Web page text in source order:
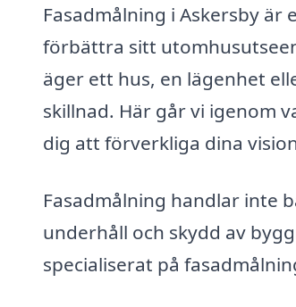
Fasadmålning i Askersby
förbättra sitt
äger ett hus, en lägenhet
skillnad. Här går vi igenom
dig att förverkliga dina
Fasadmålning handlar inte
underhåll och skydd av
specialiserat på